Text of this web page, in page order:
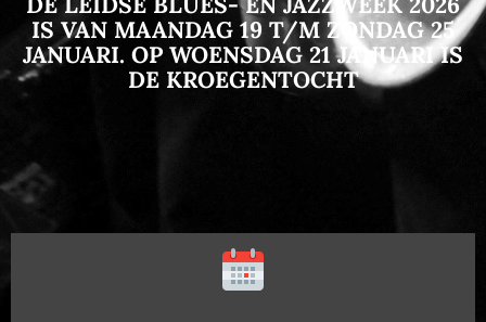
IS VAN MAANDAG 19 T/M ZONDAG 25
JANUARI. OP WOENSDAG 21 JANUARI IS
DE KROEGENTOCHT